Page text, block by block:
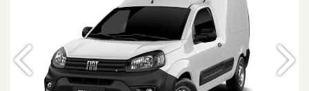
Anterior